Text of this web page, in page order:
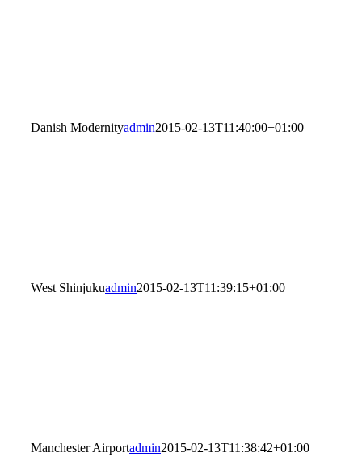
Danish Modernityadmin2015-02-13T11:40:00+01:00
West Shinjukuadmin2015-02-13T11:39:15+01:00
Manchester Airportadmin2015-02-13T11:38:42+01:00